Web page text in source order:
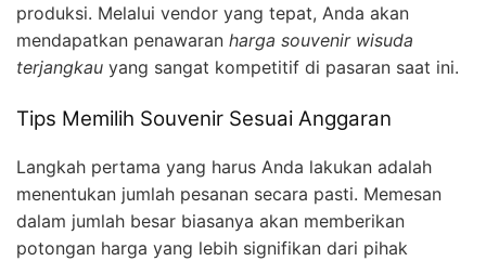
produksi. Melalui vendor yang tepat, Anda akan
mendapatkan penawaran harga souvenir wisuda
terjangkau yang sangat kompetitif di pasaran saat ini.
Tips Memilih Souvenir Sesuai Anggaran
Langkah pertama yang harus Anda lakukan adalah
menentukan jumlah pesanan secara pasti. Memesan
dalam jumlah besar biasanya akan memberikan
potongan harga yang lebih signifikan dari pihak